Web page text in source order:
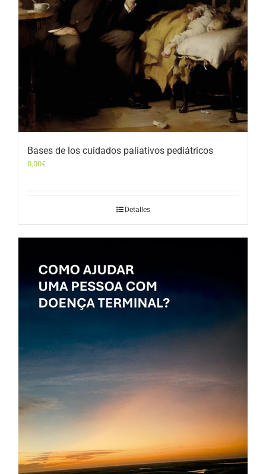
Bases de los cuidados paliativos pediátricos
0,00€
Detalles